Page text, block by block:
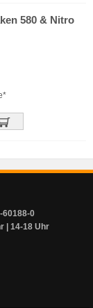
580 & Nitro
60188-0
| 14-18 Uhr